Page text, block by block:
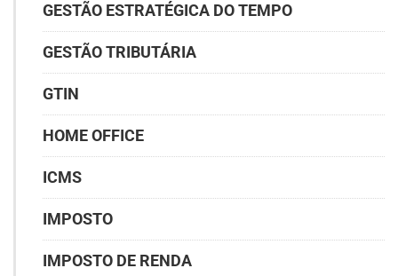
GESTÃO ESTRATÉGICA DO TEMPO
GESTÃO TRIBUTÁRIA
GTIN
HOME OFFICE
ICMS
IMPOSTO
IMPOSTO DE RENDA